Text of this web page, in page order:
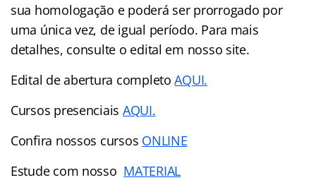
sua homologação e poderá ser prorrogado por
uma única vez, de igual período. Para mais
detalhes, consulte o edital em nosso site.
Edital de abertura completoAQUI.
Cursos presenciais AQUI.
Confira nossos cursos ONLINE
Estude com nosso MATERIAL